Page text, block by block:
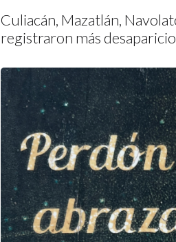
Culiacán, Mazatlán,
registraron más